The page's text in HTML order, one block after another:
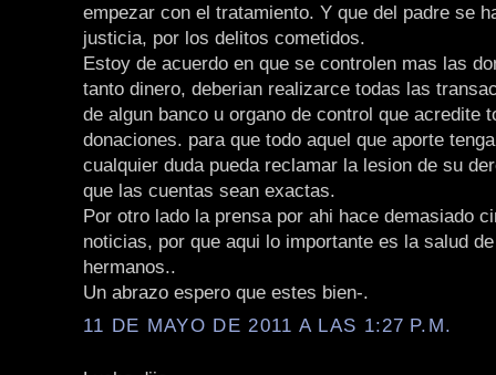
empezar con el tratamiento. Y que del padre se
justicia, por los delitos cometidos.
Estoy de acuerdo en que se controlen mas las
tanto dinero, deberian realizarce todas las
de algun banco u organo de control que acredite
donaciones. para que todo aquel que aporte
cualquier duda pueda reclamar la lesion de su
que las cuentas sean exactas.
Por otro lado la prensa por ahi hace demasiado
noticias, por que aqui lo importante es la salud
hermanos..
Un abrazo espero que estes bien-.
11 DE MAYO DE 2011 A LAS 1:27 P.M.